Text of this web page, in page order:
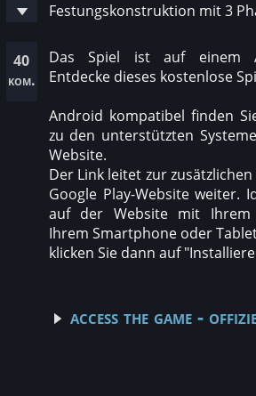
40
kom.
Festungskonstruktion mit 3
Das Spiel ist auf einem
Entdecke dieses kostenlose
Android kompatibel finden
zu den unterstützten
Website.
Der Link leitet zur
Google Play-Website weiter.
auf der Website mit Ihrem
Ihrem Smartphone oder
klicken Sie dann auf
access the game -